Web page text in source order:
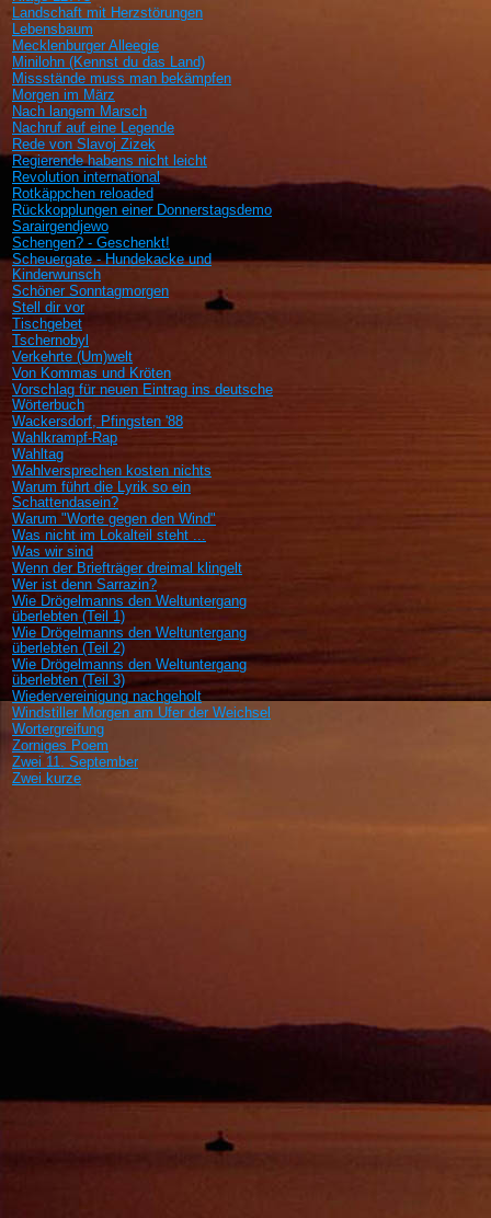
Landschaft mit Herzstörungen
Lebensbaum
Mecklenburger Alleegie
Minilohn (Kennst du das Land)
Missstände muss man bekämpfen
Morgen im März
Nach langem Marsch
Nachruf auf eine Legende
Rede von Slavoj Zizek
Regierende habens nicht leicht
Revolution international
Rotkäppchen reloaded
Rückkopplungen einer Donnerstagsdemo
Sarairgendjewo
Schengen? - Geschenkt!
Scheuergate - Hundekacke und
Kinderwunsch
Schöner Sonntagmorgen
Stell dir vor
Tischgebet
Tschernobyl
Verkehrte (Um)welt
Von Kommas und Kröten
Vorschlag für neuen Eintrag ins deutsche
Wörterbuch
Wackersdorf, Pfingsten '88
Wahlkrampf-Rap
Wahltag
Wahlversprechen kosten nichts
Warum führt die Lyrik so ein
Schattendasein?
Warum "Worte gegen den Wind"
Was nicht im Lokalteil steht ...
Was wir sind
Wenn der Briefträger dreimal klingelt
Wer ist denn Sarrazin?
Wie Drögelmanns den Weltuntergang
überlebten (Teil 1)
Wie Drögelmanns den Weltuntergang
überlebten (Teil 2)
Wie Drögelmanns den Weltuntergang
überlebten (Teil 3)
Wiedervereinigung nachgeholt
Windstiller Morgen am Ufer der Weichsel
Wortergreifung
Zorniges Poem
Zwei 11. September
Zwei kurze